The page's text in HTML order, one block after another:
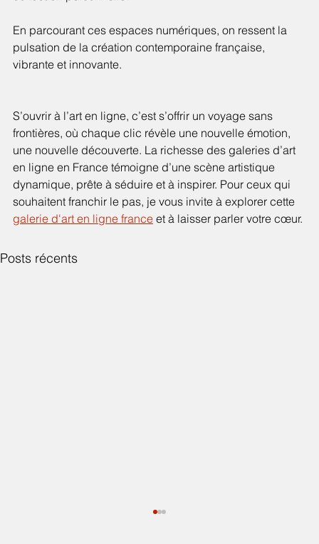
En parcourant ces espaces numériques, on ressent la
pulsation de la création contemporaine française,
vibrante et innovante.
S’ouvrir à l’art en ligne, c’est s’offrir un voyage sans
frontières, où chaque clic révèle une nouvelle émotion,
une nouvelle découverte. La richesse des galeries d’art
en ligne en France témoigne d’une scène artistique
dynamique, prête à séduire et à inspirer. Pour ceux qui
souhaitent franchir le pas, je vous invite à explorer cette
galerie d'art en ligne france et à laisser parler votre cœur.
Posts récents